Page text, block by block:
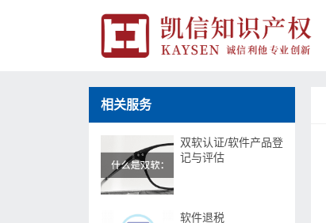
相关服务
双软认证/软件产品登
记与评估
软件退税